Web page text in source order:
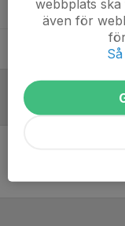
Jonas Caesar
Referat
webbplats
även för